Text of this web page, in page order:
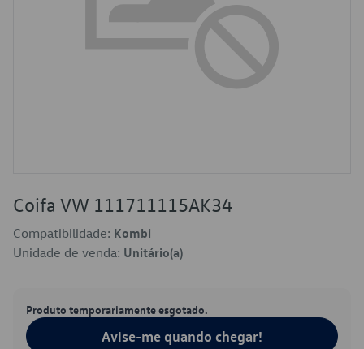
Coifa VW 111711115AK34
Compatibilidade: Kombi
Unidade de venda: Unitário(a)
Produto temporariamente esgotado.
Avise-me quando chegar!